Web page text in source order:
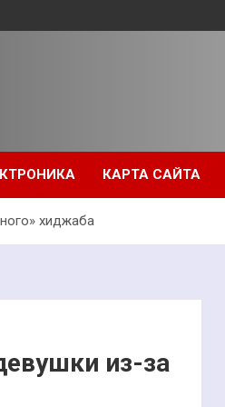
КАРТА САЙТА
хиджаба
из-за